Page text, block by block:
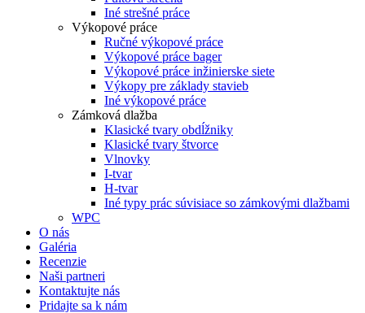
Iné strešné práce
Výkopové práce
Ručné výkopové práce
Výkopové práce bager
Výkopové práce inžinierske siete
Výkopy pre základy stavieb
Iné výkopové práce
Zámková dlažba
Klasické tvary obdĺžniky
Klasické tvary štvorce
Vlnovky
I-tvar
H-tvar
Iné typy prác súvisiace so zámkovými dlažbami
WPC
O nás
Galéria
Recenzie
Naši partneri
Kontaktujte nás
Pridajte sa k nám